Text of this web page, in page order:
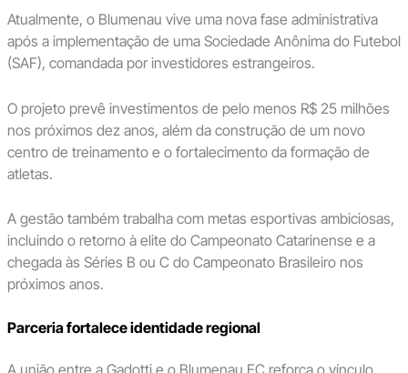
Atualmente, o Blumenau vive uma nova fase administrativa
após a implementação de uma Sociedade Anônima do Futebol
(SAF), comandada por investidores estrangeiros.
O projeto prevê investimentos de pelo menos R$ 25 milhões
nos próximos dez anos, além da construção de um novo
centro de treinamento e o fortalecimento da formação de
atletas.
A gestão também trabalha com metas esportivas ambiciosas,
incluindo o retorno à elite do Campeonato Catarinense e a
chegada às Séries B ou C do Campeonato Brasileiro nos
próximos anos.
Parceria fortalece identidade regional